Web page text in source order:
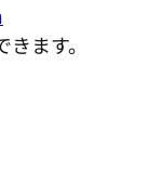
ます。